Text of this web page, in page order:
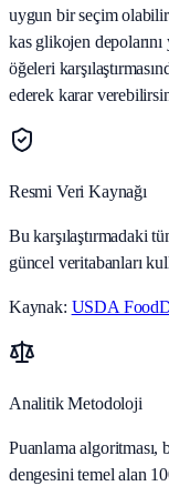
uygun bir seçim
kas glikojen
öğeleri
ederek karar
Resmi Veri Kaynağı
Bu karşılaştırmadaki
güncel veritabanları
Kaynak: USDA
Analitik Metodoloji
Puanlama
dengesini temel alan